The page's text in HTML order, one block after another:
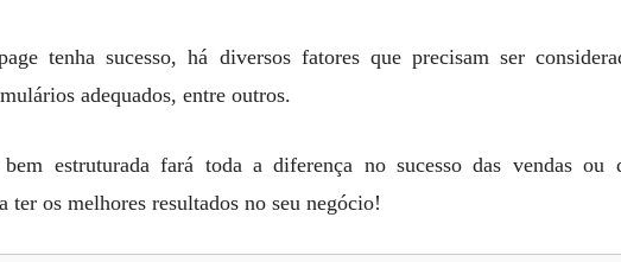
tenha sucesso, há diversos fatores que precisam ser
adequados, entre outros.
estruturada fará toda a diferença no sucesso das vendas ou
ter os melhores resultados no seu negócio!